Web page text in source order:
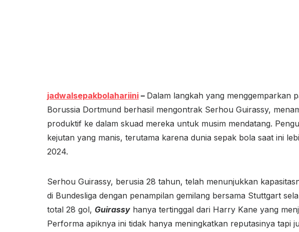
jadwalsepakbolahariini – Dalam langkah yang menggemparkan
Borussia Dortmund berhasil mengontrak Serhou Guirassy,
produktif ke dalam skuad mereka untuk musim mendatang.
kejutan yang manis, terutama karena dunia sepak bola saat ini
2024.
Serhou Guirassy, berusia 28 tahun, telah menunjukkan
di Bundesliga dengan penampilan gemilang bersama Stuttgart
total 28 gol, Guirassy hanya tertinggal dari Harry Kane yang
Performa apiknya ini tidak hanya meningkatkan reputasinya tapi